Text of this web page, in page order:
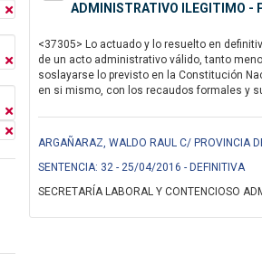
ADMINISTRATIVO ILEGITIMO -
<37305> Lo actuado y lo resuelto en
de un acto administrativo válido, tanto
soslayarse lo previsto en la Constitución
en si mismo, con los recaudos formales y
ARGAÑARAZ, WALDO RAUL C/ PROVINCIA
SENTENCIA: 32 - 25/04/2016 - DEFINITIVA
SECRETARÍA LABORAL Y CONTENCIOSO